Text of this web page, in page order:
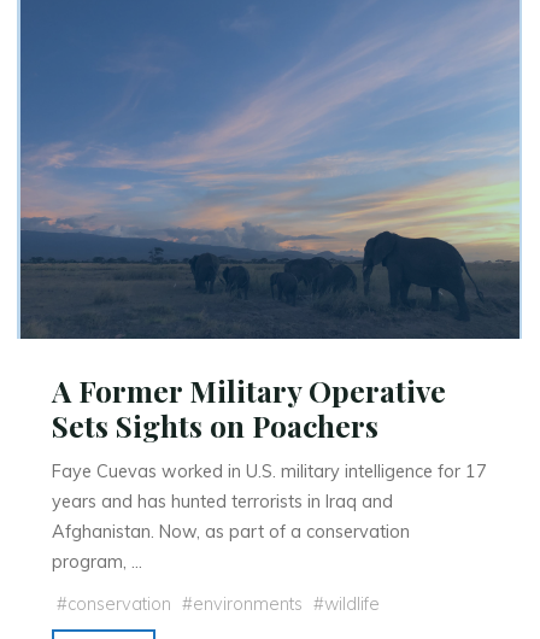
A Former Military Operative
Sets Sights on Poachers
Faye Cuevas worked in U.S. military intelligence for 17
years and has hunted terrorists in Iraq and
Afghanistan. Now, as part of a conservation
program, …
#conservation #environments #wildlife